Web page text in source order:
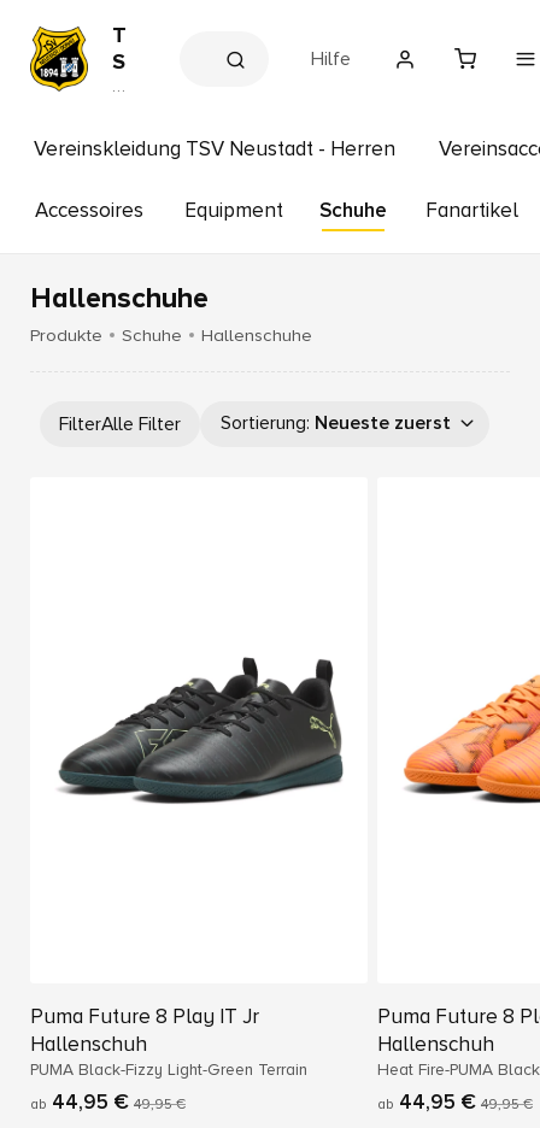
T
S
V
e
t
t
/
a
e
s
Hilfe
Vereinskleidung TSV Neustadt - Herren
Accessoires Equipment Schuhe Fanartikel
Hallenschuhe
Produkte Schuhe Hallenschuhe
FilterAlle Filter Sortierung: Neueste zuerst
Puma Future 8 Play IT Jr
Hallenschuh
PUMA Black-Fizzy Light-Green Terrain
ab 44,95 € 49,95 €
Puma Future 8
Hallenschuh
Heat Fire-PUMA
ab 44,95 € 49,95 €